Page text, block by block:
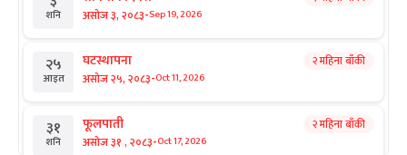
शनि असोज ३, २०८३-Sep 19, 2026
२५
आइत
घटस्थापना
असोज २५, २०८३-Oct 11, 2026
२ महिना बाँकी
३१
शनि
फूलपाती
असोज ३१ , २०८३-Oct 17, 2026
२ महिना बाँकी